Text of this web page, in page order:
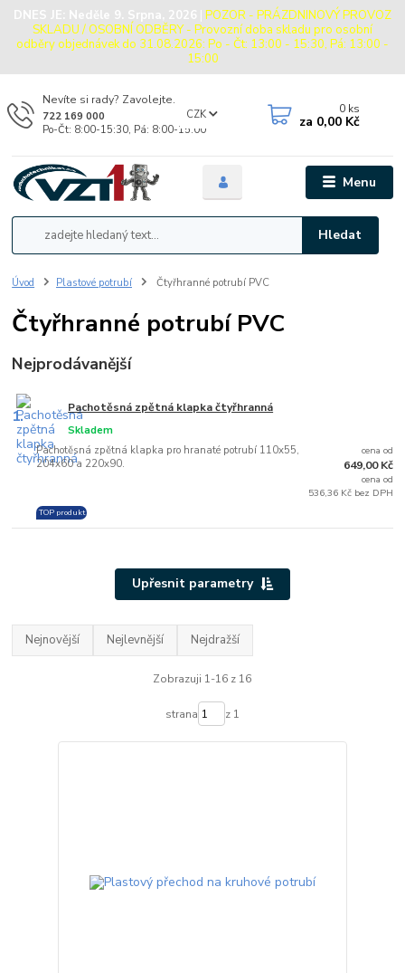
DNES JE: Neděle 9. Srpna, 2026 | POZOR - PRÁZDNINOVÝ PROVOZ
SKLADU / OSOBNÍ ODBĚRY - Provozní doba skladu pro osobní
odběry objednávek do 31.08.2026: Po - Čt: 13:00 - 15:30, Pá: 13:00 -
15:00
Menu
CZK
Hledat
Nevíte si rady? Zavolejte.
722 169 000
Po-Čt: 8:00-15:30, Pá: 8:00-15:00
0 ks
za 0,00 Kč
Úvod Plastové potrubí Čtyřhranné potrubí PVC
Čtyřhranné potrubí PVC
Nejprodávanější
1. Pachotěsná zpětná klapka čtyřhranná
Pachotěsná zpětná klapka pro hranaté potrubí 110x55,
204x60 a 220x90.
Skladem
TOP produkt
cena od
649,00 Kč
cena od
536,36 Kč bez DPH
Upřesnit parametry
Nejnovější Nejlevnější Nejdražší
Zobrazuji 1-16 z 16
strana z 1